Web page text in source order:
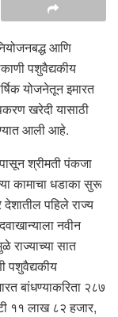
आणि
पशुवैद्यकीय
योजनेतून इमारत
खरेदी यासाठी
आली आहे.
श्रीमती पंकजा
कामाचा धडाका सुरू
पहिले राज्य
नवीन
राज्याच्या सात
पशुवैद्यकीय
बांधण्याकरिता २८७
११ लाख ८२ हजार,